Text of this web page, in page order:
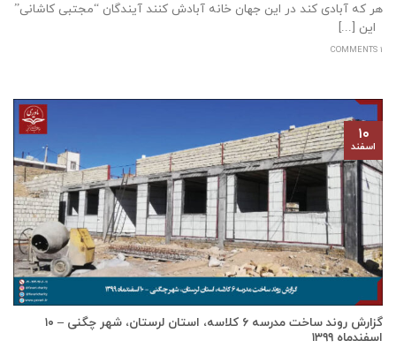
هر که آبادی کند در این جهان خانه آبادش کنند آیندگان “مجتبی کاشانی”
این [...]
1 COMMENTS
گزارش روند ساخت مدرسه ٦ كلاسه، استان لرستان، شهر چگنی – ۱۰
اسفندماه ۱۳۹۹
۱۰
اسفند